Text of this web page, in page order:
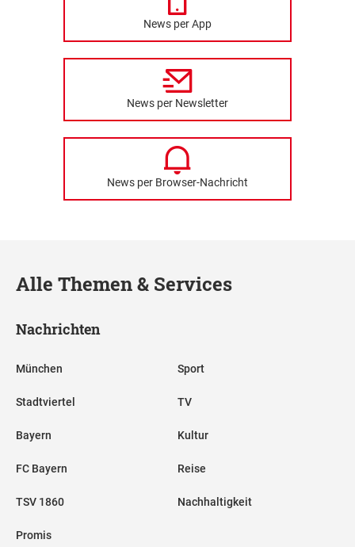
News per App
News per Newsletter
News per Browser-Nachricht
Alle Themen & Services
Nachrichten
München
Stadtviertel
Bayern
FC Bayern
TSV 1860
Promis
Sport
TV
Kultur
Reise
Nachhaltigkeit